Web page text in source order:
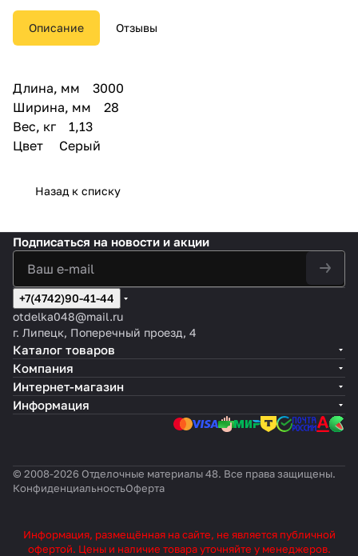
гипсовых плит Гипрок.
Описание Отзывы
Длина, мм 3000
Ширина, мм 28
Вес, кг 1,13
Цвет Серый
Назад к списку
Подписаться на новости и акции
+7(4742)90-41-44
otdelka048@mail.ru
г. Липецк, Поперечный проезд, 4
Каталог товаров
Компания
Интернет-магазин
Информация
© 2008-2026 Отделочные материалы 48. Все права защищены.
КонфиденциальностьОферта
Информация, размещённая на сайте, не является публичной
офертой. Цены и наличие товара уточняйте у менеджеров.